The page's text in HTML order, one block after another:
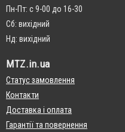
Пн-Пт: с 9-00 до 16-30
Сб: вихідний
Нд: вихідний
MTZ.in.ua
Статус замовлення
Контакти
Доставка і оплата
Гарантії та повернення